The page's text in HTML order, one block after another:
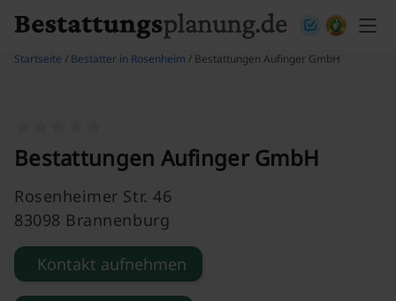
Startseite / Bestatter in Rosenheim / Bestattungen Aufinger GmbH
Bestattungen Aufinger GmbH
Rosenheimer Str. 46
83098 Brannenburg
Kontakt aufnehmen